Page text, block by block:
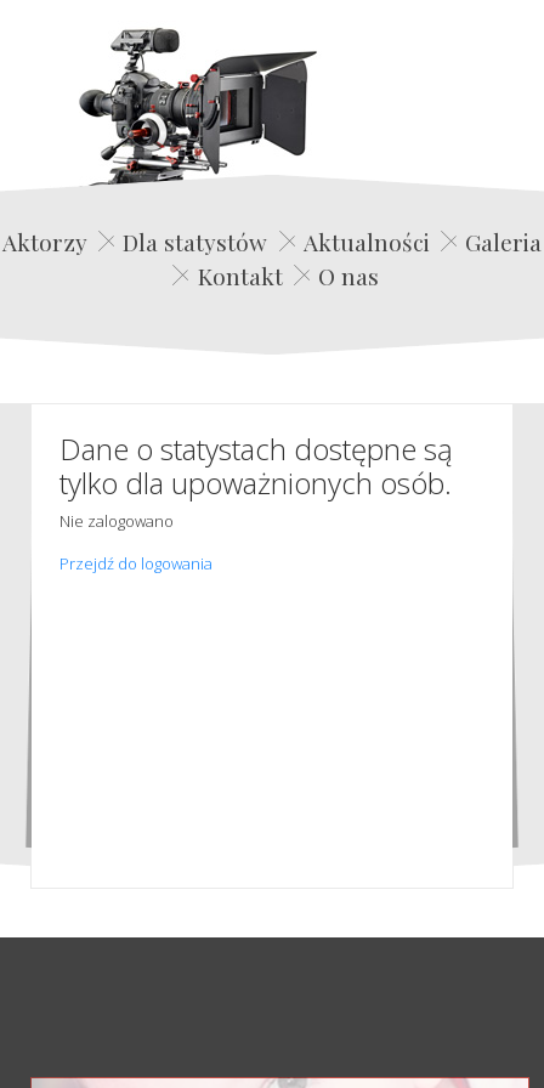
Edwin Film Agencja Aktorska
Aktorzy Dla statystów Aktualności
Galeria
Kontakt
O nas
Dane o statystach dostępne są
tylko dla upoważnionych osób.
Nie zalogowano
Przejdź do logowania